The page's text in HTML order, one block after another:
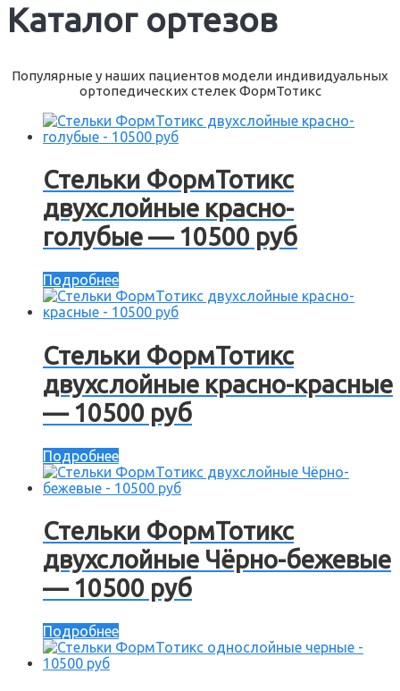
Каталог ортезов
Популярные у наших пациентов модели индивидуальных
ортопедических стелек ФормТотикс
Стельки ФормТотикс
двухслойные красно-
голубые — 10500 руб
Подробнее
Стельки ФормТотикс
двухслойные красно-красные
— 10500 руб
Подробнее
Стельки ФормТотикс
двухслойные Чёрно-бежевые
— 10500 руб
Подробнее